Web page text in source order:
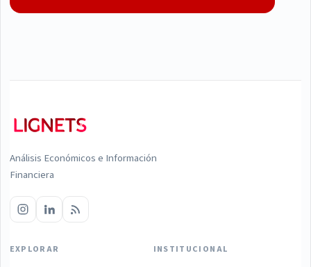
Análisis Económicos e Información
Financiera
EXPLORAR INSTITUCIONAL